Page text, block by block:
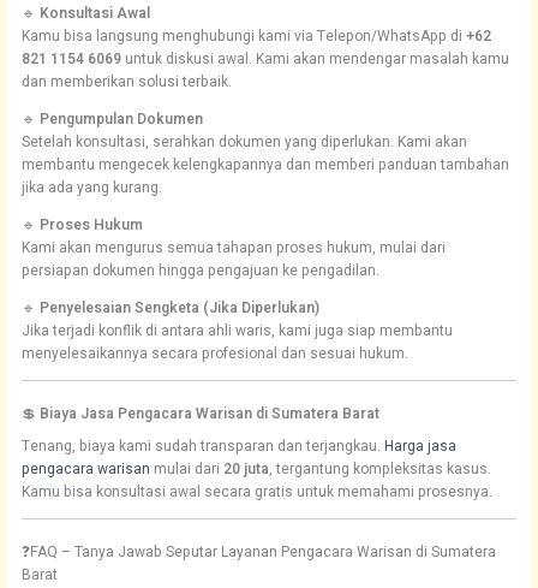
🔹 Konsultasi Awal
Kamu bisa langsung menghubungi kami via Telepon/WhatsApp di+62
821 1154 6069 untuk diskusi awal. Kami akan mendengar masalah kamu
dan memberikan solusi terbaik.
🔹 Pengumpulan Dokumen
Setelah konsultasi, serahkan dokumen yang diperlukan. Kami akan
membantu mengecek kelengkapannya dan memberi panduan tambahan
jika ada yang kurang.
🔹 Proses Hukum
Kami akan mengurus semua tahapan proses hukum, mulai dari
persiapan dokumen hingga pengajuan ke pengadilan.
🔹 Penyelesaian Sengketa (Jika Diperlukan)
Jika terjadi konflik di antara ahli waris, kami juga siap membantu
menyelesaikannya secara profesional dan sesuai hukum.
💲 Biaya Jasa Pengacara Warisan di Sumatera Barat
Tenang, biaya kami sudah transparan dan terjangkau.Harga jasa
pengacara warisan mulai dari 20 juta, tergantung kompleksitas kasus.
Kamu bisa konsultasi awal secara gratis untuk memahami prosesnya.
❓FAQ – Tanya Jawab Seputar Layanan Pengacara Warisan di Sumatera
Barat